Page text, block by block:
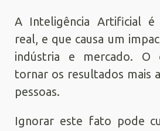
A Inteligência Artificial é
real, e que causa um
indústria e mercado. O
tornar os resultados mais
pessoas.
Ignorar este fato pode